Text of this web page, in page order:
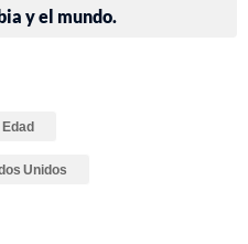
y el mundo.
Unidos